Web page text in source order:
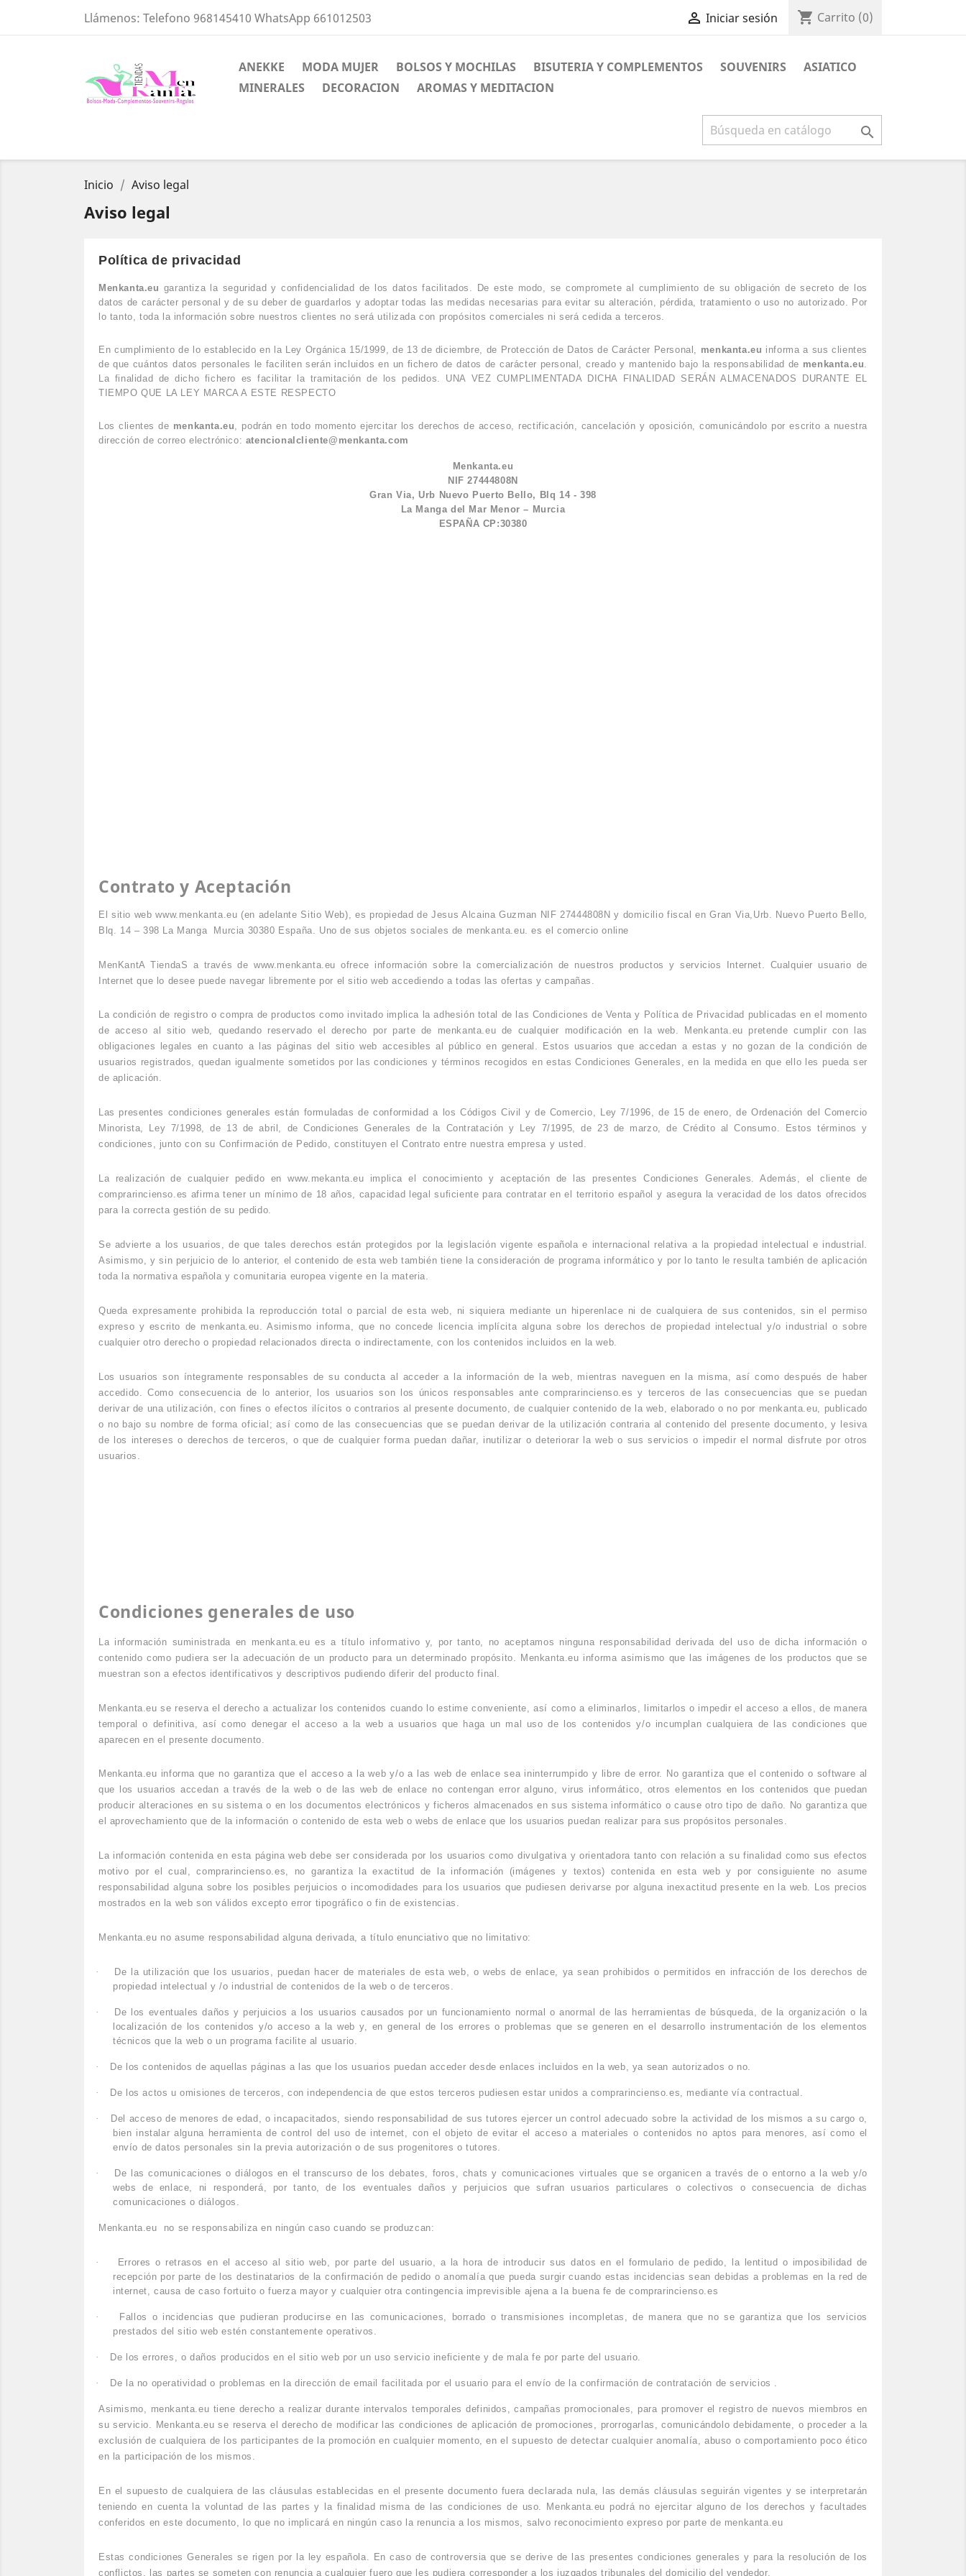
Llámenos: Telefono 968145410 WhatsApp 661012503  Iniciar sesión shopping_cart Carrito (0)
ANEKKE MODA MUJER BOLSOS Y MOCHILAS BISUTERIA Y COMPLEMENTOS SOUVENIRS
ASIATICO
MINERALES
DECORACION AROMAS Y MEDITACION

Inicio Aviso legal
Aviso legal
Política de privacidad
Menkanta.eu garantiza la seguridad y confidencialidad de los datos facilitados. De este modo, se compromete al cumplimiento de su obligación de secreto de los
datos de carácter personal y de su deber de guardarlos y adoptar todas las medidas necesarias para evitar su alteración, pérdida, tratamiento o uso no autorizado. Por
lo tanto, toda la información sobre nuestros clientes no será utilizada con propósitos comerciales ni será cedida a terceros.
En cumplimiento de lo establecido en la Ley Orgánica 15/1999, de 13 de diciembre, de Protección de Datos de Carácter Personal, menkanta.eu informa a sus clientes
de que cuántos datos personales le faciliten serán incluidos en un fichero de datos de carácter personal, creado y mantenido bajo la responsabilidad de menkanta.eu
La finalidad de dicho fichero es facilitar la tramitación de los pedidos. UNA VEZ CUMPLIMENTADA DICHA FINALIDAD SERÁN ALMACENADOS DURANTE EL
TIEMPO QUE LA LEY MARCA A ESTE RESPECTO
Los clientes de menkanta.eu , podrán en todo momento ejercitar los derechos de acceso, rectificación, cancelación y oposición, comunicándolo por escrito a nuestra
dirección de correo electrónico: atencionalcliente@menkanta.com
Menkanta.eu
NIF 27444808N
Gran Via, Urb Nuevo Puerto Bello, Blq 14 - 398
La Manga del Mar Menor – Murcia
ESPAÑA CP:30380
Contrato y Aceptación
El sitio web www.menkanta.eu (en adelante Sitio Web), es propiedad de Jesus Alcaina Guzman NIF 27444808N y domicilio fiscal en Gran Via,Urb. Nuevo Puerto Bello,
Blq. 14 – 398 La Manga
Murcia 30380 España. Uno de sus objetos sociales de menkanta.eu. es el comercio online
MenKantA TiendaS a través de www.menkanta.eu ofrece información sobre la comercialización de nuestros productos y servicios Internet. Cualquier usuario de
Internet que lo desee puede navegar libremente por el sitio web accediendo a todas las ofertas y campañas.
La condición de registro o compra de productos como invitado implica la adhesión total de las Condiciones de Venta y Política de Privacidad publicadas en el momento
de acceso al sitio web, quedando reservado el derecho por parte de menkanta.eu de cualquier modificación en la web. Menkanta.eu pretende cumplir con las
obligaciones legales en cuanto a las páginas del sitio web accesibles al público en general. Estos usuarios que accedan a estas y no gozan de la condición de
usuarios registrados, quedan igualmente sometidos por las condiciones y términos recogidos en estas Condiciones Generales, en la medida en que ello les pueda ser
de aplicación.
Las presentes condiciones generales están formuladas de conformidad a los Códigos Civil y de Comercio, Ley 7/1996, de 15 de enero, de Ordenación del Comercio
Minorista, Ley 7/1998, de 13 de abril, de Condiciones Generales de la Contratación y Ley 7/1995, de 23 de marzo, de Crédito al Consumo. Estos términos y
condiciones, junto con su Confirmación de Pedido, constituyen el Contrato entre nuestra empresa y usted.
La realización de cualquier pedido en www.mekanta.eu implica el conocimiento y aceptación de las presentes Condiciones Generales. Además, el cliente de
comprarincienso.es afirma tener un mínimo de 18 años, capacidad legal suficiente para contratar en el territorio español y asegura la veracidad de los datos ofrecidos
para la correcta gestión de su pedido.
Se advierte a los usuarios, de que tales derechos están protegidos por la legislación vigente española e internacional relativa a la propiedad intelectual e industrial.
Asimismo, y sin perjuicio de lo anterior, el contenido de esta web también tiene la consideración de programa informático y por lo tanto le resulta también de aplicación
toda la normativa española y comunitaria europea vigente en la materia.
Queda expresamente prohibida la reproducción total o parcial de esta web, ni siquiera mediante un hiperenlace ni de cualquiera de sus contenidos, sin el permiso
expreso y escrito de menkanta.eu. Asimismo informa, que no concede licencia implícita alguna sobre los derechos de propiedad intelectual y/o industrial o sobre
cualquier otro derecho o propiedad relacionados directa o indirectamente, con los contenidos incluidos en la web.
Los usuarios son íntegramente responsables de su conducta al acceder a la información de la web, mientras naveguen en la misma, así como después de haber
accedido. Como consecuencia de lo anterior, los usuarios son los únicos responsables ante comprarincienso.es y terceros de las consecuencias que se puedan
derivar de una utilización, con fines o efectos ilícitos o contrarios al presente documento, de cualquier contenido de la web, elaborado o no por menkanta.eu, publicado
o no bajo su nombre de forma oficial; así como de las consecuencias que se puedan derivar de la utilización contraria al contenido del presente documento, y lesiva
de los intereses o derechos de terceros, o que de cualquier forma puedan dañar, inutilizar o deteriorar la web o sus servicios o impedir el normal disfrute por otros
usuarios.
Condiciones generales de uso
La información suministrada en menkanta.eu es a título informativo y, por tanto, no aceptamos ninguna responsabilidad derivada del uso de dicha información o
contenido como pudiera ser la adecuación de un producto para un determinado propósito. Menkanta.eu informa asimismo que las imágenes de los productos que se
muestran son a efectos identificativos y descriptivos pudiendo diferir del producto final.
Menkanta.eu se reserva el derecho a actualizar los contenidos cuando lo estime conveniente, así como a eliminarlos, limitarlos o impedir el acceso a ellos, de manera
temporal o definitiva, así como denegar el acceso a la web a usuarios que haga un mal uso de los contenidos y/o incumplan cualquiera de las condiciones que
aparecen en el presente documento.
Menkanta.eu informa que no garantiza que el acceso a la web y/o a las web de enlace sea ininterrumpido y libre de error. No garantiza que el contenido o software al
que los usuarios accedan a través de la web o de las web de enlace no contengan error alguno, virus informático, otros elementos en los contenidos que puedan
producir alteraciones en su sistema o en los documentos electrónicos y ficheros almacenados en sus sistema informático o cause otro tipo de daño. No garantiza que
el aprovechamiento que de la información o contenido de esta web o webs de enlace que los usuarios puedan realizar para sus propósitos personales.
La información contenida en esta página web debe ser considerada por los usuarios como divulgativa y orientadora tanto con relación a su finalidad como sus efectos
motivo por el cual, comprarincienso.es, no garantiza la exactitud de la información (imágenes y textos) contenida en esta web y por consiguiente no asume
responsabilidad alguna sobre los posibles perjuicios o incomodidades para los usuarios que pudiesen derivarse por alguna inexactitud presente en la web. Los precios
mostrados en la web son válidos excepto error tipográfico o fin de existencias.
Menkanta.eu no asume responsabilidad alguna derivada, a título enunciativo que no limitativo:
·
De la utilización que los usuarios, puedan hacer de materiales de esta web, o webs de enlace, ya sean prohibidos o permitidos en infracción de los derechos de
propiedad intelectual y /o industrial de contenidos de la web o de terceros.
·
De los eventuales daños y perjuicios a los usuarios causados por un funcionamiento normal o anormal de las herramientas de búsqueda, de la organización o la
localización de los contenidos y/o acceso a la web y, en general de los errores o problemas que se generen en el desarrollo instrumentación de los elementos
técnicos que la web o un programa facilite al usuario.
· De los contenidos de aquellas páginas a las que los usuarios puedan acceder desde enlaces incluidos en la web, ya sean autorizados o no.
· De los actos u omisiones de terceros, con independencia de que estos terceros pudiesen estar unidos a comprarincienso.es, mediante vía contractual.
·
Del acceso de menores de edad, o incapacitados, siendo responsabilidad de sus tutores ejercer un control adecuado sobre la actividad de los mismos a su cargo o,
bien instalar alguna herramienta de control del uso de internet, con el objeto de evitar el acceso a materiales o contenidos no aptos para menores, así como el
envío de datos personales sin la previa autorización o de sus progenitores o tutores.
·
De las comunicaciones o diálogos en el transcurso de los debates, foros, chats y comunicaciones virtuales que se organicen a través de o entorno a la web y/o
webs de enlace, ni responderá, por tanto, de los eventuales daños y perjuicios que sufran usuarios particulares o colectivos o consecuencia de dichas
comunicaciones o diálogos.
Menkanta.eu no se responsabiliza en ningún caso cuando se produzcan:
·
Errores o retrasos en el acceso al sitio web, por parte del usuario, a la hora de introducir sus datos en el formulario de pedido, la lentitud o imposibilidad de
recepción por parte de los destinatarios de la confirmación de pedido o anomalía que pueda surgir cuando estas incidencias sean debidas a problemas en la red de
internet, causa de caso fortuito o fuerza mayor y cualquier otra contingencia imprevisible ajena a la buena fe de comprarincienso.es
·
Fallos o incidencias que pudieran producirse en las comunicaciones, borrado o transmisiones incompletas, de manera que no se garantiza que los servicios
prestados del sitio web estén constantemente operativos.
· De los errores, o daños producidos en el sitio web por un uso servicio ineficiente y de mala fe por parte del usuario.
· De la no operatividad o problemas en la dirección de email facilitada por el usuario para el envío de la confirmación de contratación de servicios .
Asimismo, menkanta.eu tiene derecho a realizar durante intervalos temporales definidos, campañas promocionales, para promover el registro de nuevos miembros en
su servicio. Menkanta.eu se reserva el derecho de modificar las condiciones de aplicación de promociones, prorrogarlas, comunicándolo debidamente, o proceder a la
exclusión de cualquiera de los participantes de la promoción en cualquier momento, en el supuesto de detectar cualquier anomalía, abuso o comportamiento poco ético
en la participación de los mismos.
En el supuesto de cualquiera de las cláusulas establecidas en el presente documento fuera declarada nula, las demás cláusulas seguirán vigentes y se interpretarán
teniendo en cuenta la voluntad de las partes y la finalidad misma de las condiciones de uso. Menkanta.eu podrá no ejercitar alguno de los derechos y facultades
conferidos en este documento, lo que no implicará en ningún caso la renuncia a los mismos, salvo reconocimiento expreso por parte de menkanta.eu
Estas condiciones Generales se rigen por la ley española. En caso de controversia que se derive de las presentes condiciones generales y para la resolución de los
conflictos, las partes se someten con renuncia a cualquier fuero que les pudiera corresponder a los juzgados tribunales del domicilio del vendedor.